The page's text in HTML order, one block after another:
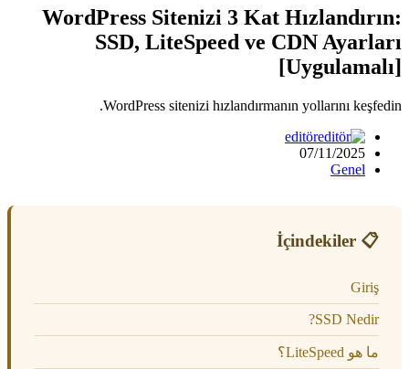
WordPress Sitenizi 3 Kat Hızlandırın:
SSD, LiteSpeed ve CDN Ayarları
[Uygulamalı]
WordPress sitenizi hızlandırmanın yollarını keşfedin.
editör
07/11/2025
Genel
📋 İçindekiler
Giriş
SSD Nedir?
ما هو LiteSpeed؟